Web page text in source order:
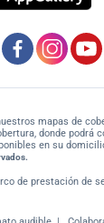
mapas de
donde podrá
en su
de prestación de